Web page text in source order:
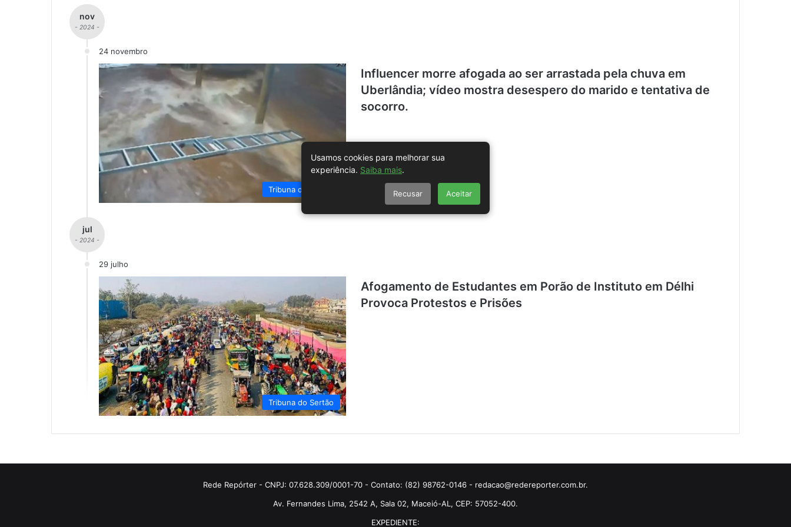
nov
- 2024 -
24 novembro
Tribuna do Sertão
Influencer morre afogada ao ser arrastada pela chuva em
Uberlândia; vídeo mostra desespero do marido e tentativa de
socorro.
jul
- 2024 -
29 julho
Tribuna do Sertão
Afogamento de Estudantes em Porão de Instituto em Délhi
Provoca Protestos e Prisões
Rede Repórter - CNPJ: 07.628.309/0001-70 - Contato: (82) 98762-0146 - redacao@redereporter.com.br.
Av. Fernandes Lima, 2542 A, Sala 02, Maceió-AL, CEP: 57052-400.
EXPEDIENTE:
Usamos cookies para melhorar sua
experiência. Saiba mais.
Recusar Aceitar